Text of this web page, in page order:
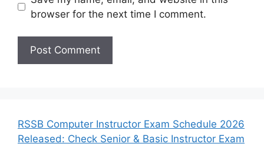
browser for the next time I comment.
RSSB Computer Instructor Exam Schedule 2026
Released: Check Senior & Basic Instructor Exam